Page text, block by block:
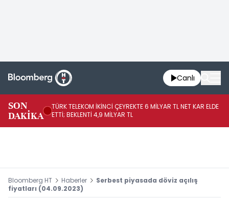
Canlı
SON
DAKİKA
TÜRK TELEKOM İKİNCİ ÇEYREKTE 6 MİLYAR TL NET KAR ELDE
ETTİ; BEKLENTİ 4,9 MİLYAR TL
Bloomberg HT Haberler
Serbest piyasada döviz açılış
fiyatları (04.09.2023)